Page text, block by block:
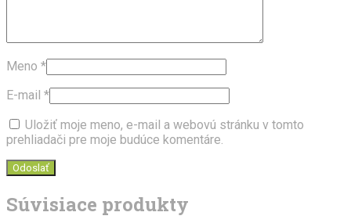
Meno *
E-mail *
Uložiť moje meno, e-mail a webovú stránku v tomto
prehliadači pre moje budúce komentáre.
Súvisiace produkty